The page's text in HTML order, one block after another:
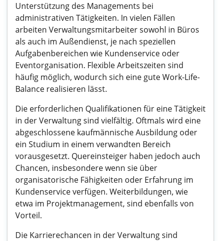
Unterstützung des Managements bei
administrativen Tätigkeiten. In vielen Fällen
arbeiten Verwaltungsmitarbeiter sowohl in Büros
als auch im Außendienst, je nach speziellen
Aufgabenbereichen wie Kundenservice oder
Eventorganisation. Flexible Arbeitszeiten sind
häufig möglich, wodurch sich eine gute Work-Life-
Balance realisieren lässt.
Die erforderlichen Qualifikationen für eine Tätigkeit
in der Verwaltung sind vielfältig. Oftmals wird eine
abgeschlossene kaufmännische Ausbildung oder
ein Studium in einem verwandten Bereich
vorausgesetzt. Quereinsteiger haben jedoch auch
Chancen, insbesondere wenn sie über
organisatorische Fähigkeiten oder Erfahrung im
Kundenservice verfügen. Weiterbildungen, wie
etwa im Projektmanagement, sind ebenfalls von
Vorteil.
Die Karrierechancen in der Verwaltung sind